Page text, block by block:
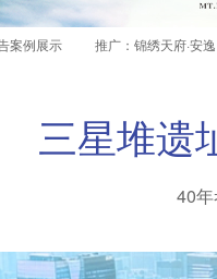
案例展示 推广：锦绣天府·安
三星堆遗
40